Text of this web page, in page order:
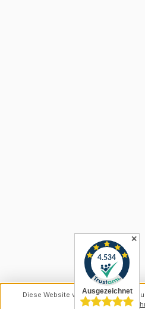
✕
Diese Website verwendet Cookies,
können.